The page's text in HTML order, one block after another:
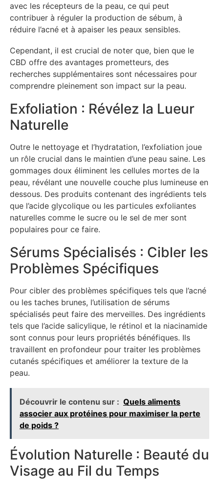
avec les récepteurs de la peau, ce qui peut
contribuer à réguler la production de sébum, à
réduire l’acné et à apaiser les peaux sensibles.
Cependant, il est crucial de noter que, bien que le
CBD offre des avantages prometteurs, des
recherches supplémentaires sont nécessaires pour
comprendre pleinement son impact sur la peau.
Exfoliation : Révélez la Lueur
Naturelle
Outre le nettoyage et l’hydratation, l’exfoliation joue
un rôle crucial dans le maintien d’une peau saine. Les
gommages doux éliminent les cellules mortes de la
peau, révélant une nouvelle couche plus lumineuse en
dessous. Des produits contenant des ingrédients tels
que l’acide glycolique ou les particules exfoliantes
naturelles comme le sucre ou le sel de mer sont
populaires pour ce faire.
Sérums Spécialisés : Cibler les
Problèmes Spécifiques
Pour cibler des problèmes spécifiques tels que l’acné
ou les taches brunes, l’utilisation de sérums
spécialisés peut faire des merveilles. Des ingrédients
tels que l’acide salicylique, le rétinol et la niacinamide
sont connus pour leurs propriétés bénéfiques. Ils
travaillent en profondeur pour traiter les problèmes
cutanés spécifiques et améliorer la texture de la
peau.
Découvrir le contenu sur : Quels aliments
associer aux protéines pour maximiser la perte
de poids ?
Évolution Naturelle : Beauté du
Visage au Fil du Temps